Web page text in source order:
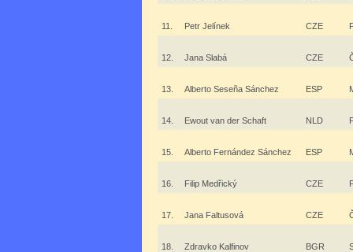
11. Petr Jelínek CZE
12. Jana Slabá CZE
13. Alberto Seseña Sánchez ESP
14. Ewout van der Schaft NLD
15. Alberto Fernández Sánchez ESP
16. Filip Medřický CZE
17. Jana Faltusová CZE
18. Zdravko Kalfinov BGR